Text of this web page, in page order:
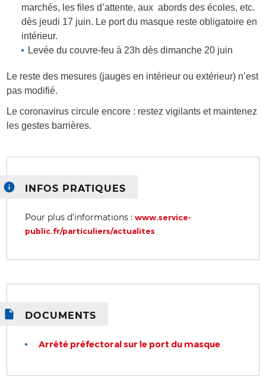
marchés, les files d’attente, aux abords des écoles, etc.
dès jeudi 17 juin. Le port du masque reste obligatoire en
intérieur.
Levée du couvre-feu à 23h dès dimanche 20 juin
Le reste des mesures (jauges en intérieur ou extérieur) n’est
pas modifié.
Le coronavirus circule encore : restez vigilants et maintenez
les gestes barrières.
INFOS PRATIQUES
Pour plus d'informations :www.service-
public.fr/particuliers/actualites
DOCUMENTS
Arrêté préfectoral sur le port du masque